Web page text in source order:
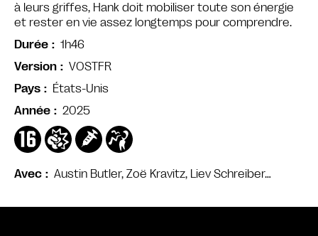
Avec Austin Butler, Zoë Kravitz, Liev Schreiber…
à leurs griffes, Hank doit mobiliser toute son énergie
et rester en vie assez longtemps pour comprendre.
Durée
1h46
Version
VOSTFR
Pays
États-Unis
Année
2025